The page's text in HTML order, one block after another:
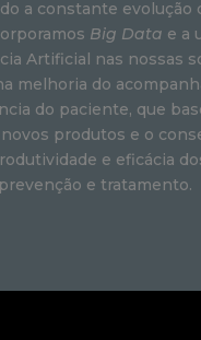
a constante evolução
Big Data e a
Artificial nas nossas
melhoria do
do paciente, que
produtos e o
e eficácia
e tratamento.